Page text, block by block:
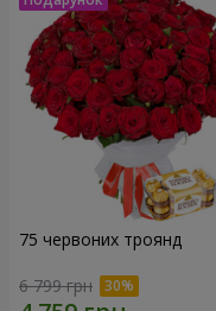
75 червоних троянд
6 799 грн